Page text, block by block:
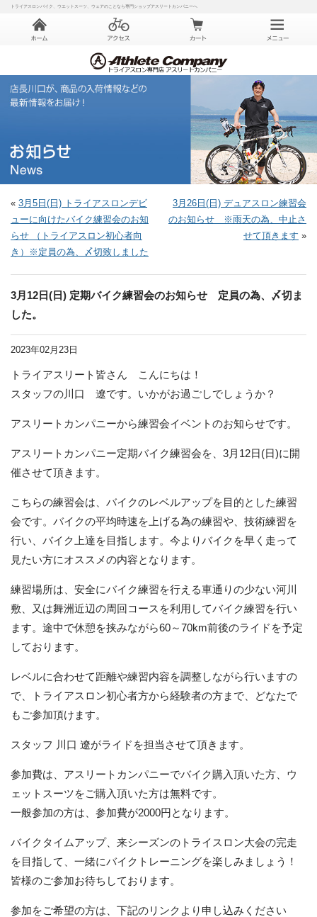
トライアスロンバイク、ウエットスーツ、ウェアのことなら専門ショップアスリートカンパニーへ
« 3月5日(日) トライアスロンデビ
ューに向けたバイク練習会のお知
らせ （トライアスロン初心者向
き）※定員の為、〆切致しました
3月26日(日) デュアスロン練習会
のお知らせ ※雨天の為、中止さ
せて頂きます »
3月12日(日) 定期バイク練習会のお知らせ 定員の為、〆切ま
した。
2023年02月23日
トライアスリート皆さん こんにちは！
スタッフの川口 遼です。いかがお過ごしでしょうか？
アスリートカンパニーから練習会イベントのお知らせです。
アスリートカンパニー定期バイク練習会を、3月12日(日)に開
催させて頂きます。
こちらの練習会は、バイクのレベルアップを目的とした練習
会です。バイクの平均時速を上げる為の練習や、技術練習を
行い、バイク上達を目指します。今よりバイクを早く走って
見たい方にオススメの内容となります。
練習場所は、安全にバイク練習を行える車通りの少ない河川
敷、又は舞洲近辺の周回コースを利用してバイク練習を行い
ます。途中で休憩を挟みながら60～70km前後のライドを予定
しております。
レベルに合わせて距離や練習内容を調整しながら行いますの
で、トライアスロン初心者方から経験者の方まで、どなたで
もご参加頂けます。
スタッフ 川口 遼がライドを担当させて頂きます。
参加費は、アスリートカンパニーでバイク購入頂いた方、ウ
ェットスーツをご購入頂いた方は無料です。
一般参加の方は、参加費が2000円となります。
バイクタイムアップ、来シーズンのトライスロン大会の完走
を目指して、一緒にバイクトレーニングを楽しみましょう！
皆様のご参加お待ちしております。
参加をご希望の方は、下記のリンクより申し込みください